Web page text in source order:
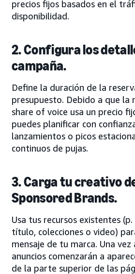
precios fijos basados en el
disponibilidad.
2. Configura los
campaña.
Define la duración de la
presupuesto. Debido a que la
share of voice usa un precio
puedes planificar con
lanzamientos o picos
continuos de pujas.
3. Carga tu creativo
Sponsored Brands.
Usa tus recursos existentes
título, colecciones o video)
mensaje de tu marca. Una
anuncios comenzarán a
de la parte superior de las